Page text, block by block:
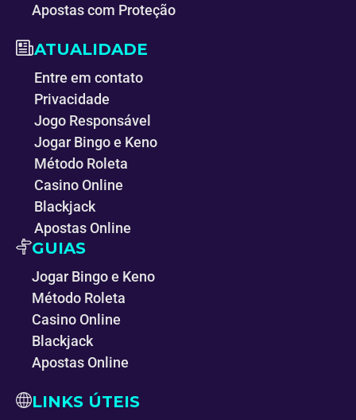
Apostas com Proteção
ATUALIDADE
Entre em contato
Privacidade
Jogo Responsável
Jogar Bingo e Keno
Método Roleta
Casino Online
Blackjack
Apostas Online
GUIAS
Jogar Bingo e Keno
Método Roleta
Casino Online
Blackjack
Apostas Online
LINKS ÚTEIS